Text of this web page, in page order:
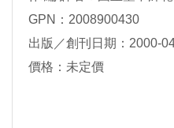
GPN：2008900430
出版／創刊日期：2000-
價格：未定價